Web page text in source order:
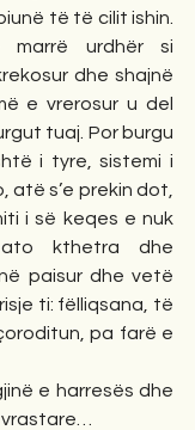
të të cilit ishin.
urdhër si
dhe shajnë
e vrerosur u del
tuaj. Por burgu
i tyre, sistemi i
atë s’e prekin dot,
i së keqes e nuk
kthetra dhe
paisur dhe vetë
ti: fëlliqsana, të
pa farë e
e harresës dhe